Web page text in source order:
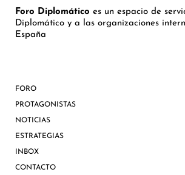
Foro Diplomático es un espacio de
Diplomático y a las organizaciones
España
FORO
PROTAGONISTAS
NOTICIAS
ESTRATEGIAS
INBOX
CONTACTO